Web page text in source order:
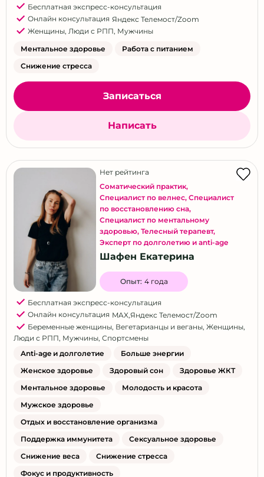
Майкоп
Махачкала
Мурманск
Набережные Челны
Нижний Новгород
Пенза
Пермь
Псков
Ростов-на-Дону
Рязань
Самара
Саратов
Севастополь
Симферополь
Сортавала
Сочи
Тверь
Тольятти
Томск
Тула
Тюмень
Бесплатная экспресс-консультация
Онлайн консультация Яндекс Телемост/Zoom
Женщины, Люди с РПП, Мужчины
Ментальное здоровье
Работа с питанием
Снижение стресса
Записаться
Написать
Нет рейтинга
Соматический практик,
Специалист по велнес, Специалист
по восстановлению сна,
Специалист по ментальному
здоровью, Телесный терапевт,
Эксперт по долголетию и anti-age
Шафен Екатерина
Опыт: 4 года
Бесплатная экспресс-консультация
Онлайн консультация MAX,Яндекс Телемост/Zoom
Беременные женщины, Вегетарианцы и веганы, Женщины,
Люди с РПП, Мужчины, Спортсмены
Anti-age и долголетие
Больше энергии
Женское здоровье
Здоровый сон
Здоровье ЖКТ
Ментальное здоровье
Молодость и красота
Мужское здоровье
Отдых и восстановление организма
Поддержка иммунитета
Сексуальное здоровье
Снижение веса
Снижение стресса
Фокус и продуктивность